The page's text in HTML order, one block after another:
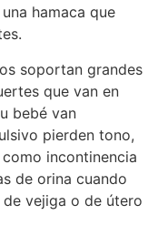
hamaca que
soportan grandes
que van en
bebé van
pierden tono,
incontinencia
de orina cuando
vejiga o de útero